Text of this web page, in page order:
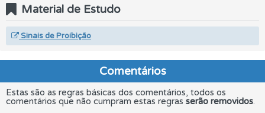
Material de Estudo
Sinais de Proibição
Comentários
Estas são as regras básicas dos comentários, todos os
comentários que não cumpram estas regras serão removidos.